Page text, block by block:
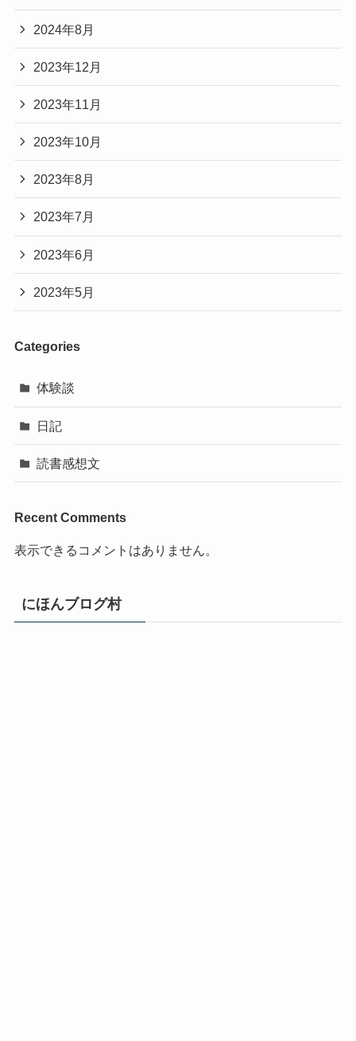
2024年8月
2023年12月
2023年11月
2023年10月
2023年8月
2023年7月
2023年6月
2023年5月
Categories
体験談
日記
読書感想文
Recent Comments
表示できるコメントはありません。
にほんブログ村